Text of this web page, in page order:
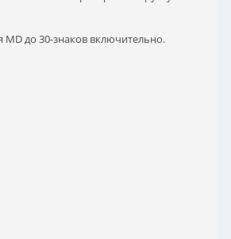
MD до 30-знаков включительно.